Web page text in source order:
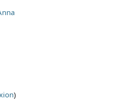
)